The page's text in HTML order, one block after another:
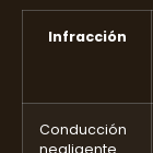
Infracción
Conducción
negligente